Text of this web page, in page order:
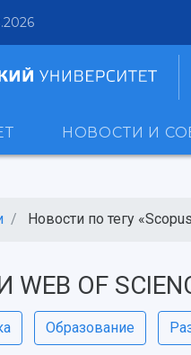
НОВОСТИ И
Новости по тегу
WEB OF
Образование